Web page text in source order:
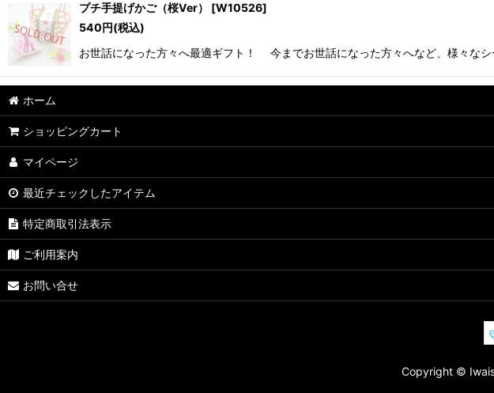
プチ手提げかご（桜Ver） [W10526]
540円(税込)
お世話になった方々へ最適ギフト！ 今までお世話になった方々へなど、様々な
ホーム
ショッピングカート
マイページ
最近チェックしたアイテム
特定商取引法表示
ご利用案内
お問い合せ
Copyright ©